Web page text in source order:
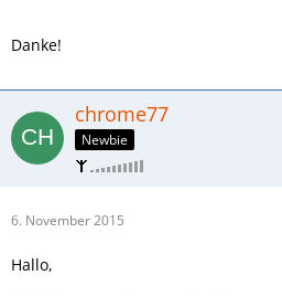
Danke!
chrome77
Newbie
6. November 2015
Hallo,